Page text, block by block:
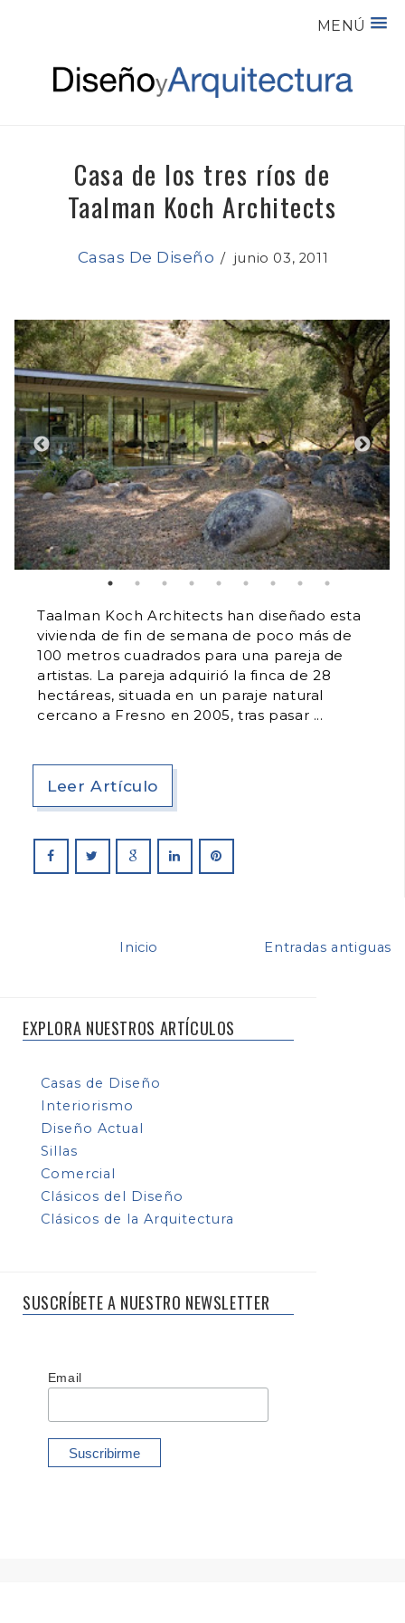
MENÚ
Casa de los tres ríos de
Taalman Koch Architects
Casas De Diseño /junio 03, 2011
Taalman Koch Architects han diseñado esta
vivienda de fin de semana de poco más de
100 metros cuadrados para una pareja de
artistas. La pareja adquirió la finca de 28
hectáreas, situada en un paraje natural
cercano a Fresno en 2005, tras pasar
Leer Artículo
Entradas antiguas
Inicio
EXPLORA NUESTROS ARTÍCULOS
Casas de Diseño
Interiorismo
Diseño Actual
Sillas
Comercial
Clásicos del Diseño
Clásicos de la Arquitectura
SUSCRÍBETE A NUESTRO NEWSLETTER
Email